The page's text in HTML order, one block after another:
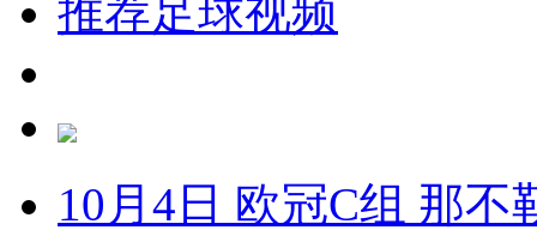
推荐足球视频
10月4日 欧冠C组 那